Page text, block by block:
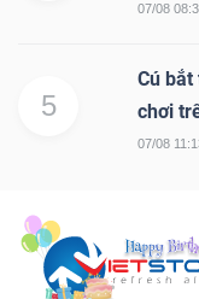
07/08
5
Cú
chơi
07/08